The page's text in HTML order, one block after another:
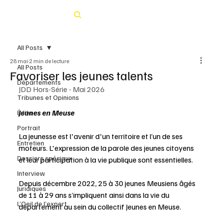
All Posts
Départements
Tribunes et Opinions
Édito
Portrait
Entretien
Dossiers spéciaux
Interview
Juridiques
L’Oeil de l’expert
All Posts
Favoriser les jeunes talents
28 mai 2 min de lecture
JDD Hors-Série - Mai 2026
Jeunes en Meuse
La jeunesse est l'avenir d'un territoire et l’un de ses
moteurs. L'expression de la parole des jeunes citoyens
et leur participation à la vie publique sont essentielles.
Depuis décembre 2022, 25 à 30 jeunes Meusiens âgés
de 11 à 29 ans s’impliquent ainsi dans la vie du
département au sein du collectif Jeunes en Meuse.